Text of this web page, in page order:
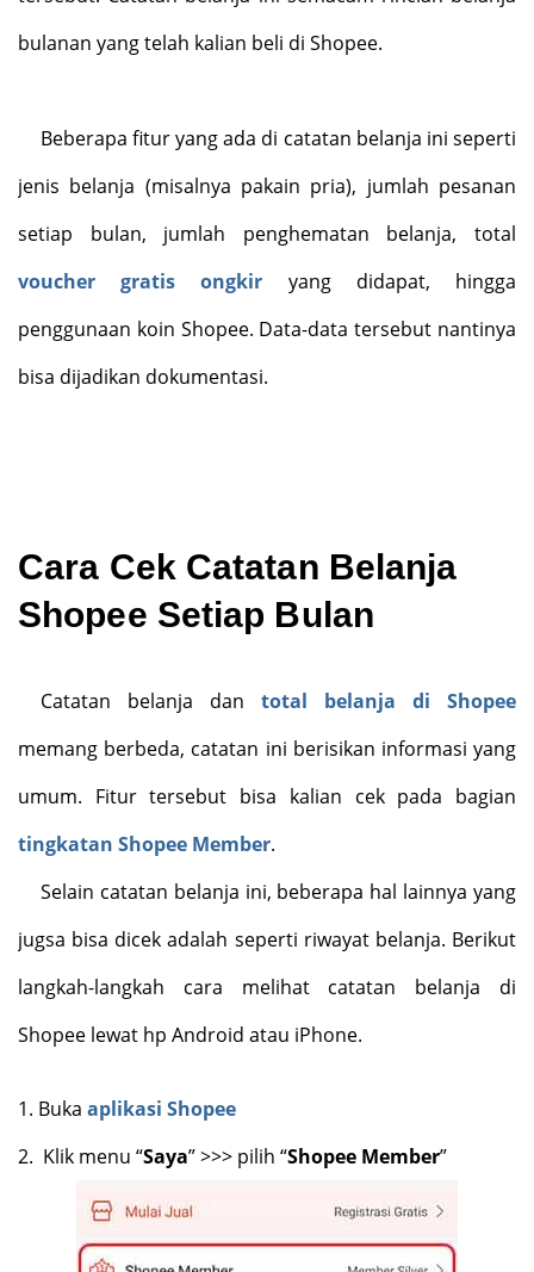
bulanan yang telah kalian beli di Shopee.
Beberapa fitur yang ada di catatan belanja ini seperti
jenis belanja (misalnya pakain pria), jumlah pesanan
setiap bulan, jumlah penghematan belanja, total
voucher gratis ongkir yang didapat, hingga
penggunaan koin Shopee. Data-data tersebut nantinya
bisa dijadikan dokumentasi.
Cara Cek Catatan Belanja
Shopee Setiap Bulan
Catatan belanja dan total belanja di Shopee
memang berbeda, catatan ini berisikan informasi yang
umum. Fitur tersebut bisa kalian cek pada bagian
tingkatan Shopee Member.
Selain catatan belanja ini, beberapa hal lainnya yang
jugsa bisa dicek adalah seperti riwayat belanja. Berikut
langkah-langkah cara melihat catatan belanja di
Shopee lewat hp Android atau iPhone.
1. Buka aplikasi Shopee
2. Klik menu “Saya” >>> pilih “Shopee Member”